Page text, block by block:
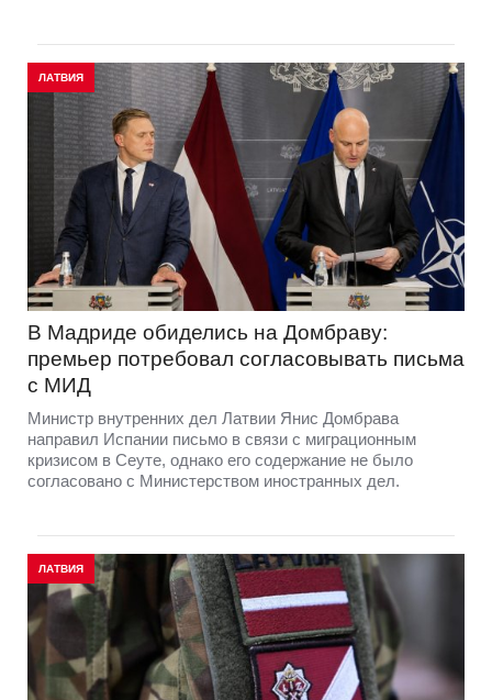
ЛАТВИЯ
В Мадриде обиделись на Домбраву:
премьер потребовал согласовывать письма
с МИД
Министр внутренних дел Латвии Янис Домбрава
направил Испании письмо в связи с миграционным
кризисом в Сеуте, однако его содержание не было
согласовано с Министерством иностранных дел.
ЛАТВИЯ